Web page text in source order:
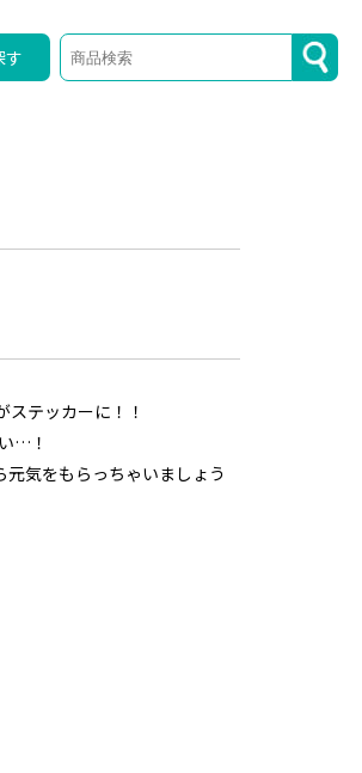
す
テッカーに！！
…！
気をもらっちゃいましょう